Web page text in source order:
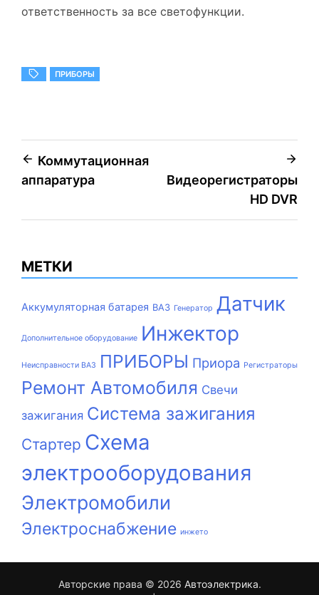
ответственность за все светофункции.
ПРИБОРЫ
Навигация
по
записям
Коммутационная
аппаратура
Видеорегистраторы
HD DVR
МЕТКИ
Аккумуляторная батарея ВАЗ Генератор Датчик
Дополнительное оборудование Инжектор
Неисправности ВАЗ ПРИБОРЫ Приора Регистраторы
Ремонт Автомобиля Свечи
зажигания Система зажигания
Стартер Схема
электрооборудования
Электромобили
Электроснабжение инжето
Авторские права © 2026 Автоэлектрика.